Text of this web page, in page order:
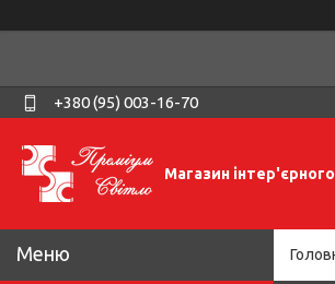
+380 (95) 003-16-70
Магазин